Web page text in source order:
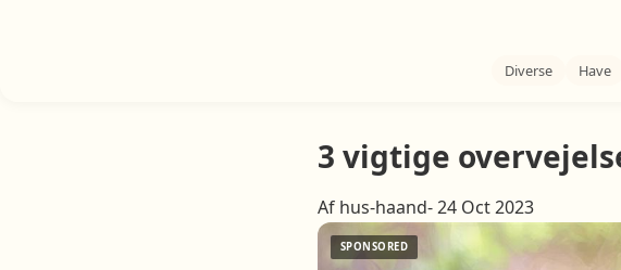
Diverse Have
3 vigtige
Af hus-haand- 24 Oct 2023